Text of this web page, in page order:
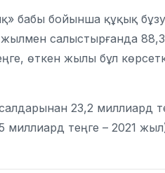
бабы бойынша құқық
салыстырғанда
өткен жылы бұл
23,2 миллиард
миллиард теңге – 2021